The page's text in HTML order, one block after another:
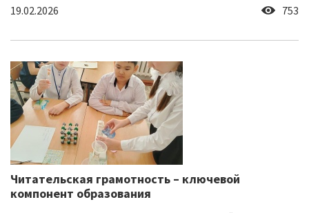
19.02.2026 753
Читательская грамотность – ключевой
компонент образования